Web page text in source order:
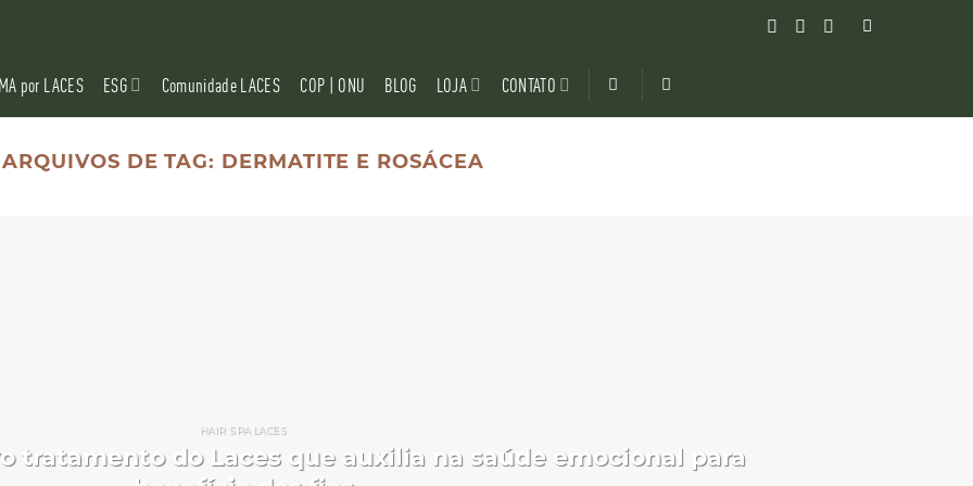
por LACES ESG Comunidade LACES COP | ONU BLOG LOJA CONTATO
ARQUIVOS DE TAG: DERMATITE E ROSÁCEA
HAIR SPA LACES
tratamento do Laces que auxilia na saúde emocional para